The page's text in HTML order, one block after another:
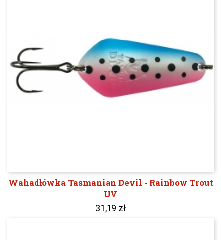
Wahadłówka Tasmanian Devil - Rainbow Trout
UV
31,19 zł